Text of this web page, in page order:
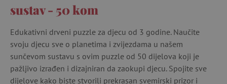
sustav - 50 kom
Edukativni drveni puzzle za djecu od 3 godine. Naučite
svoju djecu sve o planetima i zvijezdama u našem
sunčevom sustavu s ovim puzzle od 50 dijelova koji je
pažljivo izrađen i dizajniran da zaokupi djecu. Spojite sve
dijelove kako biste stvorili prekrasan svemirski prizor i